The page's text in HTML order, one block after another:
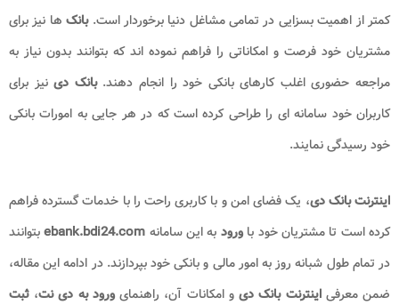
کمتر از اهمیت بسزایی در تمامی مشاغل دنیا برخوردار است.بانک ‌ ها نیز برای
مشتریان خود فرصت و امکاناتی را فراهم نموده ‌اند که بتوانند بدون نیاز به
مراجعه حضوری اغلب کارهای بانکی خود را انجام دهند.بانک دینیز برای
کاربران خود سامانه ‌ای را طراحی کرده است که در هر جایی به امورات بانکی
خود رسیدگی نمایند.
اینترنت بانک دی، یک فضای امن و با کاربری راحت را با خدمات گسترده فراهم
کرده است تا مشتریان خود باورود به این سامانه ebank.bdi24.comبتوانند
در تمام طول شبانه روز به امور مالی و بانکی خود بپردازند. در ادامه‌ این مقاله،
ضمن معرفیاینترنت بانک دیو امکانات آن، راهنمایورود به دی نت، ثبت